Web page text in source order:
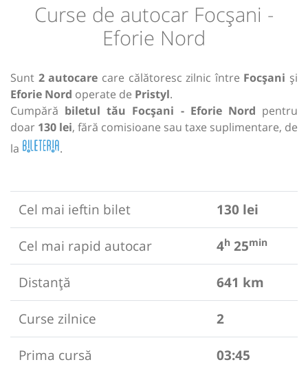
Curse de autocar Focșani -
Eforie Nord
Sunt 2 autocare care călătoresc zilnic între Focșani și
Eforie Nord operate de Pristyl.
Cumpără biletul tău Focșani - Eforie Nord pentru
doar 130 lei, fără comisioane sau taxe suplimentare, de
la
.
Cel mai ieftin bilet
130 lei
Cel mai rapid autocar
4h 25min
Distanță
641 km
Curse zilnice
2
Prima cursă
03:45